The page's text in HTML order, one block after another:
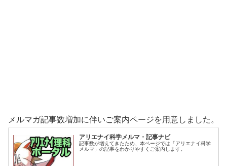
メルマガ記事数増加に伴いご案内ページを用意しました。
アリエナイ科学メルマ・記事ナビ
記事数が増えてきたため、本ページでは「アリエナイ科学
メルマ」の記事をわかりやすくご案内します。